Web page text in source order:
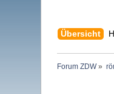
Übersicht
Forum ZDW»